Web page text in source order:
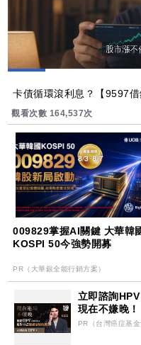
卡債循環滾利息？【9597借
觀看次數 164,537次
009829掌握AI關鍵 大華韓
KOSPI 50今強勢開募
PR（大華銀全能行銷方案）
立即諮詢
現在不嫌晚！
PR（台灣癌症基金